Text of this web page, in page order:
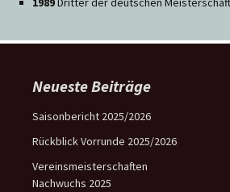
Neueste Beiträge
Saisonbericht 2025/2026
Rückblick Vorrunde 2025/2026
Vereinsmeisterschaften
Nachwuchs 2025